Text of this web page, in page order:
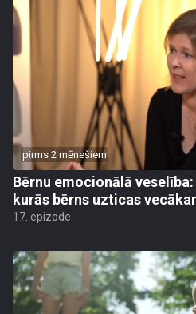
pirms 2 mēnešiem
Bērnu emocionālā
kurās bērns uzticas
17. epizode